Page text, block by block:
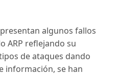
algunos fallos
ARP reflejando su
de ataques dando
información, se han